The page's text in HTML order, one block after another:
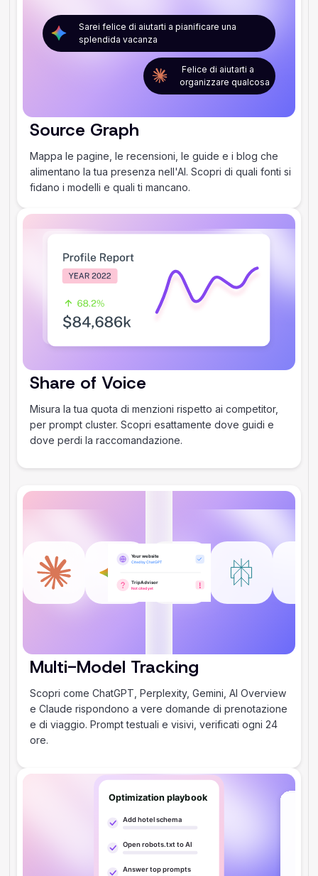
Sarei felice di aiutarti a pianificare una
splendida vacanza
Felice di aiutarti a
organizzare qualcosa
Source Graph
Mappa le pagine, le recensioni, le guide e i blog che
alimentano la tua presenza nell'AI. Scopri di quali fonti si
fidano i modelli e quali ti mancano.
Share of Voice
Misura la tua quota di menzioni rispetto ai competitor,
per prompt cluster. Scopri esattamente dove guidi e
dove perdi la raccomandazione.
Multi-Model Tracking
Scopri come ChatGPT, Perplexity, Gemini, AI Overview
e Claude rispondono a vere domande di prenotazione
e di viaggio. Prompt testuali e visivi, verificati ogni 24
ore.